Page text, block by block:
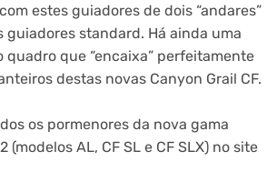
estes guiadores de dois “andares”
guiadores standard. Há ainda uma
quadro que “encaixa” perfeitamente
destas novas Canyon Grail CF.
os pormenores da nova gama
(modelos AL, CF SL e CF SLX) no site